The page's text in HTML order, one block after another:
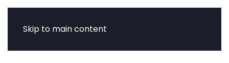
Skip to main content